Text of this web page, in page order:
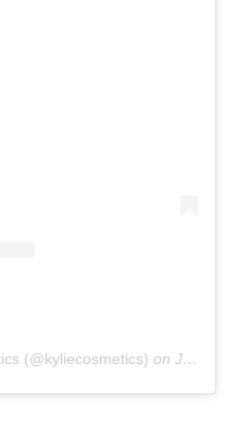
(@kyliecosmetics) on Jan 24, 2019 at 12:17pm PST